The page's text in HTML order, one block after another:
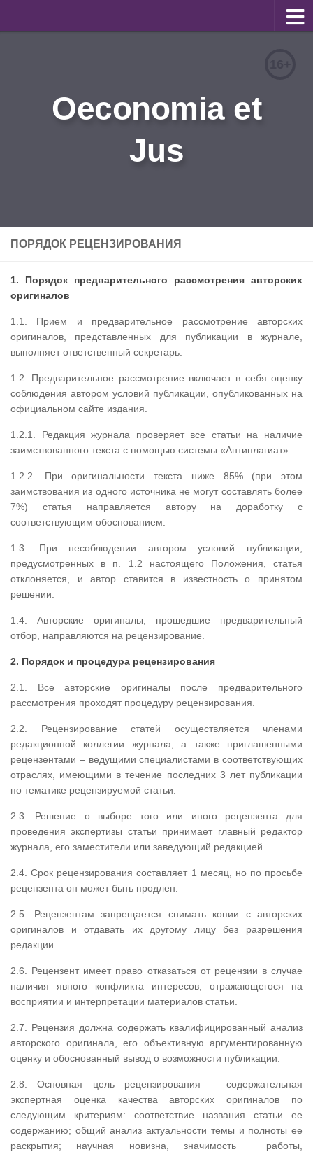
Для авторов
Архив
English
Oeconomia et
Jus
ПОРЯДОК РЕЦЕНЗИРОВАНИЯ
1. Порядок предварительного рассмотрения авторских
оригиналов
1.1. Прием и предварительное рассмотрение авторских
оригиналов, представленных для публикации в журнале,
выполняет ответственный секретарь.
1.2. Предварительное рассмотрение включает в себя оценку
соблюдения автором условий публикации, опубликованных на
официальном сайте издания.
1.2.1. Редакция журнала проверяет все статьи на наличие
заимствованного текста с помощью системы «Антиплагиат».
1.2.2. При оригинальности текста ниже 85% (при этом
заимствования из одного источника не могут составлять более
7%) статья направляется автору на доработку с
соответствующим обоснованием.
1.3. При несоблюдении автором условий публикации,
предусмотренных в п. 1.2 настоящего Положения, статья
отклоняется, и автор ставится в известность о принятом
решении.
1.4. Авторские оригиналы, прошедшие предварительный
отбор, направляются на рецензирование.
2. Порядок и процедура рецензирования
2.1. Все авторские оригиналы после предварительного
рассмотрения проходят процедуру рецензирования.
2.2. Рецензирование статей осуществляется членами
редакционной коллегии журнала, а также приглашенными
рецензентами – ведущими специалистами в соответствующих
отраслях, имеющими в течение последних 3 лет публикации
по тематике рецензируемой статьи.
2.3. Решение о выборе того или иного рецензента для
проведения экспертизы статьи принимает главный редактор
журнала, его заместители или заведующий редакцией.
2.4. Срок рецензирования составляет 1 месяц, но по просьбе
рецензента он может быть продлен.
2.5. Рецензентам запрещается снимать копии с авторских
оригиналов и отдавать их другому лицу без разрешения
редакции.
2.6. Рецензент имеет право отказаться от рецензии в случае
наличия явного конфликта интересов, отражающегося на
восприятии и интерпретации материалов статьи.
2.7. Рецензия должна содержать квалифицированный анализ
авторского оригинала, его объективную аргументированную
оценку и обоснованный вывод о возможности публикации.
2.8. Основная цель рецензирования – содержательная
экспертная оценка качества авторских оригиналов по
следующим критериям: соответствие названия статьи ее
содержанию; общий анализ актуальности темы и полноты ее
раскрытия; научная новизна, значимость работы,